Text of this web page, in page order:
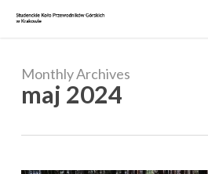
Monthly Archives
maj 2024